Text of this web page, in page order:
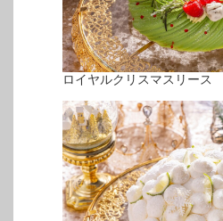
ロイヤルクリスマスリース